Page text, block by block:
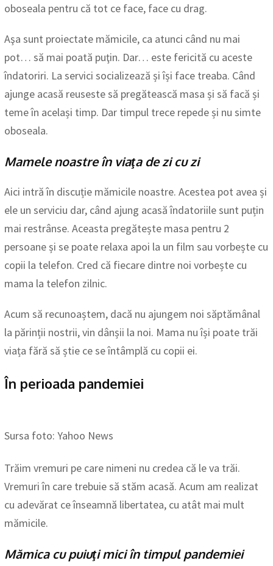
oboseala pentru că tot ce face, face cu drag.
Aşa sunt proiectate mămicile, ca atunci când nu mai
pot… să mai poată puţin. Dar… este fericită cu aceste
îndatoriri. La servici socializează și își face treaba. Când
ajunge acasă reuseste să pregătească masa și să facă și
teme în același timp. Dar timpul trece repede și nu simte
oboseala.
Mamele noastre în viaţa de zi cu zi
Aici intră în discuție mămicile noastre. Acestea pot avea și
ele un serviciu dar, când ajung acasă îndatoriile sunt puțin
mai restrânse. Aceasta pregătește masa pentru 2
persoane și se poate relaxa apoi la un film sau vorbește cu
copii la telefon. Cred că fiecare dintre noi vorbește cu
mama la telefon zilnic.
Acum să recunoaștem, dacă nu ajungem noi săptămânal
la părinții nostrii, vin dânșii la noi. Mama nu își poate trăi
viața fără să știe ce se întâmplă cu copii ei.
În perioada pandemiei
Sursa foto: Yahoo News
Trăim vremuri pe care nimeni nu credea că le va trăi.
Vremuri în care trebuie să stăm acasă. Acum am realizat
cu adevărat ce înseamnă libertatea, cu atât mai mult
mămicile.
Mămica cu puiuţi mici în timpul pandemiei